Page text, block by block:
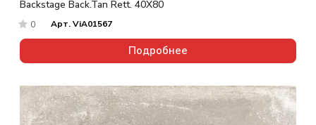
Backstage Back.Tan Rett. 40X80
0 Арт.ViA01567
Подробнее